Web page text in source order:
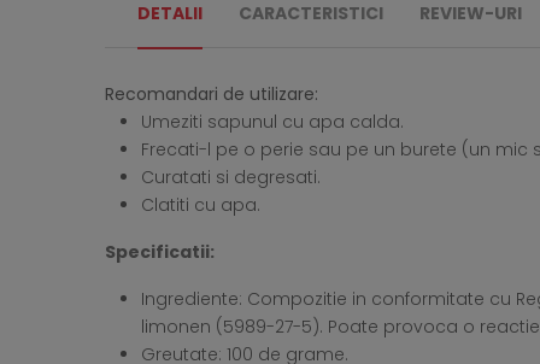
DETALII CARACTERISTICI REVIEW-URI
Recomandari de utilizare:
Umeziti sapunul cu apa calda.
Frecati-l pe o perie sau pe un burete (un
Curatati si degresati.
Clatiti cu apa.
Specificatii:
Ingrediente: Compozitie in conformitate cu
limonen (5989-27-5). Poate provoca o
Greutate: 100 de grame.